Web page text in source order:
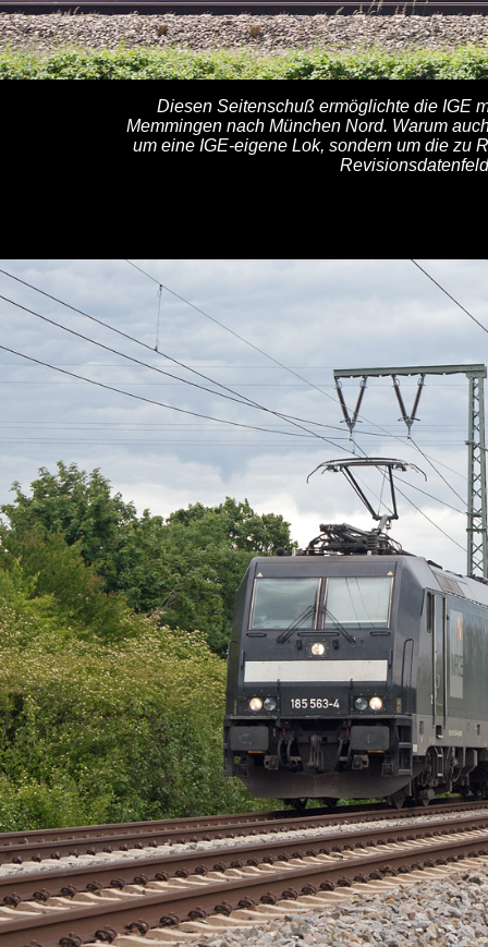
Diesen Seitenschuß ermöglichte die IGE
Memmingen nach München Nord. Warum
um eine IGE-eigene Lok, sondern um die zu